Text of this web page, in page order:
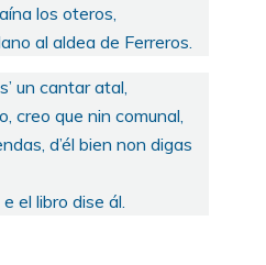
los oteros,
al aldea de Ferreros.
un cantar atal,
creo que nin comunal,
d’él bien non digas
el libro dise ál.